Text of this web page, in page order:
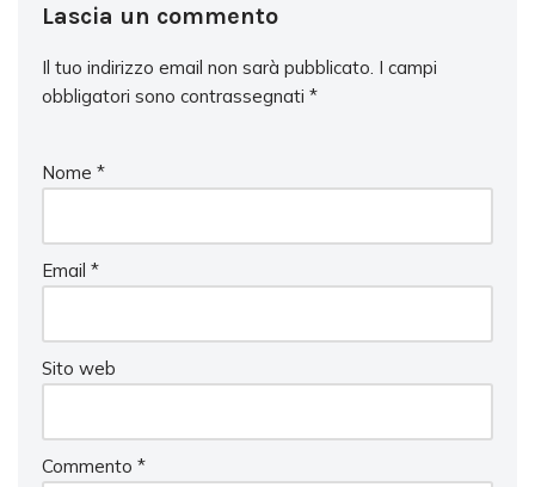
Lascia un commento
Il tuo indirizzo email non sarà pubblicato. I campi
obbligatori sono contrassegnati *
Nome *
Email *
Sito web
Commento *